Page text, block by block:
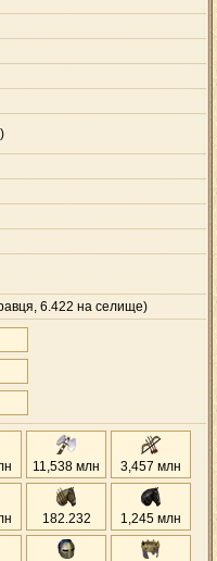
6.422 на селище)
11,538 млн 3,457 млн
182.232 1,245 млн